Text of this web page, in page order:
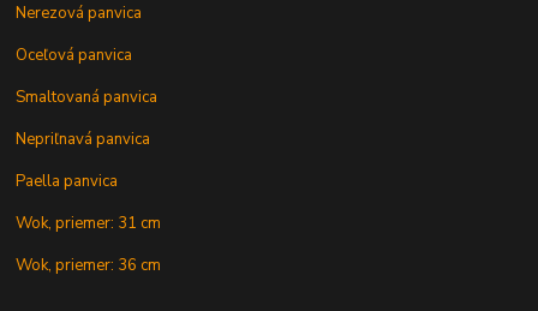
Nerezová panvica
Oceľová panvica
Smaltovaná panvica
Nepriľnavá panvica
Paella panvica
Wok, priemer: 31 cm
Wok, priemer: 36 cm